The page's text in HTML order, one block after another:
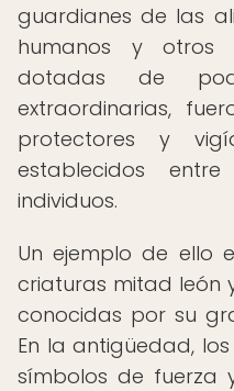
guardianes de las
humanos y otros
dotadas de
extraordinarias,
protectores y
establecidos
individuos.
Un ejemplo de ello
criaturas mitad león
conocidas por su
En la antigüedad,
símbolos de fuerza